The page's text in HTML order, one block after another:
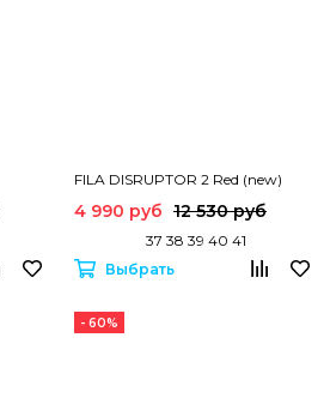
FILA DISRUPTOR 2 Red (new)
4 990 руб 12 530 руб
37 38 39 40 41
Выбрать
- 60%